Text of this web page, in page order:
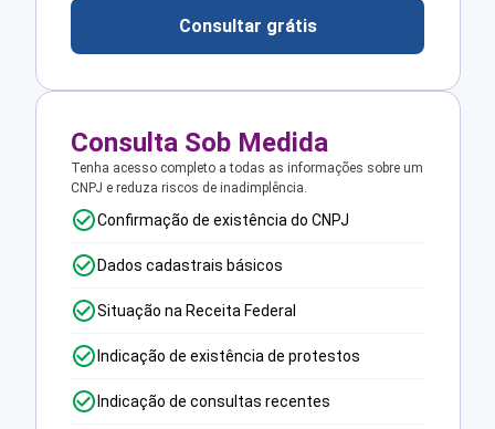
Consultar grátis
Consulta Sob Medida
Tenha acesso completo a todas as informações sobre um
CNPJ e reduza riscos de inadimplência.
Confirmação de existência do CNPJ
Dados cadastrais básicos
Situação na Receita Federal
Indicação de existência de protestos
Indicação de consultas recentes